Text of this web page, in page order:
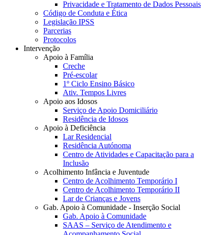
Privacidade e Tratamento de Dados Pessoais
Código de Conduta e Ética
Legislação IPSS
Parcerias
Protocolos
Intervenção
Apoio à Família
Creche
Pré-escolar
1º Ciclo Ensino Básico
Ativ. Tempos Livres
Apoio aos Idosos
Serviço de Apoio Domiciliário
Residência de Idosos
Apoio à Deficiência
Lar Residencial
Residência Autónoma
Centro de Atividades e Capacitação para a
Inclusão
Acolhimento Infância e Juventude
Centro de Acolhimento Temporário I
Centro de Acolhimento Temporário II
Lar de Crianças e Jovens
Gab. Apoio à Comunidade - Inserção Social
Gab. Apoio à Comunidade
SAAS – Serviço de Atendimento e